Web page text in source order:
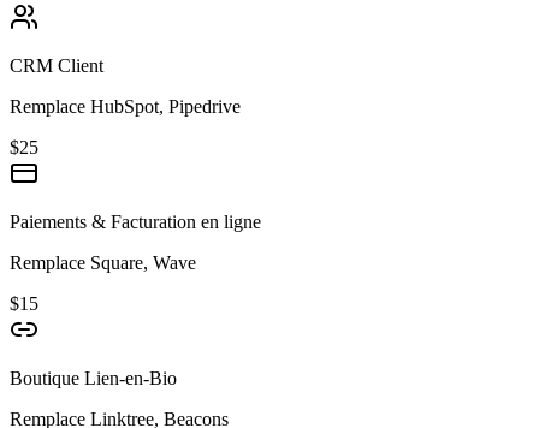
CRM Client
Remplace HubSpot, Pipedrive
$25
Paiements & Facturation en ligne
Remplace Square, Wave
$15
Boutique Lien-en-Bio
Remplace Linktree, Beacons